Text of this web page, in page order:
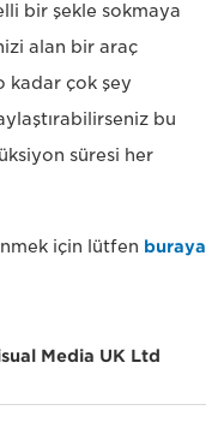
bir şekle sokmaya
alan bir araç
kadar çok şey
bu
süresi her
için lütfen buraya
Media UK Ltd